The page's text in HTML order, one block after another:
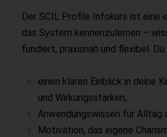
Der SCIL Profile Infokurs ist eine
das System kennenzulernen –
fundiert, praxisnah und flexibel.
einen klaren Einblick in deine
und Wirkungsstärken,
Anwendungswissen für Alltag
Motivation, das eigene